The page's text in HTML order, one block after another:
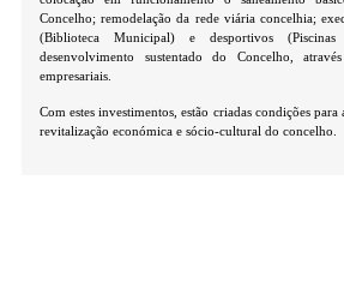
Concelho; remodelação da rede viária concelhia;
(Biblioteca Municipal) e desportivos
desenvolvimento sustentado do Concelho,
empresariais.
Com estes investimentos, estão criadas condições
revitalização económica e sócio-cultural do concelho.